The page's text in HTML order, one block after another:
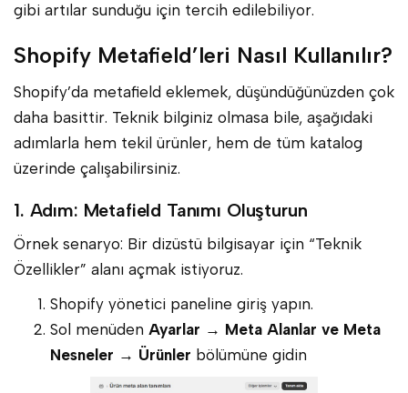
gibi artılar sunduğu için tercih edilebiliyor.
Shopify Metafield’leri Nasıl Kullanılır?
Shopify’da metafield eklemek, düşündüğünüzden çok
daha basittir. Teknik bilginiz olmasa bile, aşağıdaki
adımlarla hem tekil ürünler, hem de tüm katalog
üzerinde çalışabilirsiniz.
1. Adım: Metafield Tanımı Oluşturun
Örnek senaryo: Bir dizüstü bilgisayar için “Teknik
Özellikler” alanı açmak istiyoruz.
Shopify yönetici paneline giriş yapın.
Sol menüden Ayarlar → Meta Alanlar ve Meta
Nesneler → Ürünler bölümüne gidin